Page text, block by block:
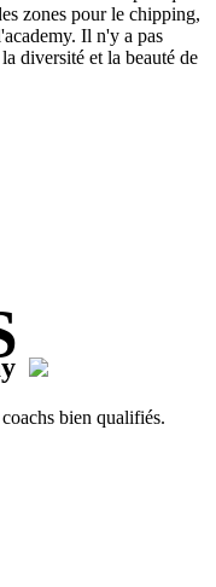
zones pour le chipping,
Il n'y a pas
diversité et la beauté de
bien qualifiés.